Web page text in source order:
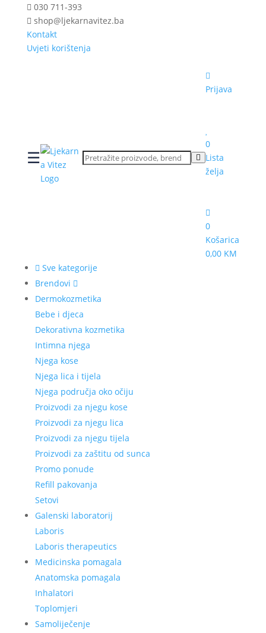
030 711-393
shop@ljekarnavitez.ba
Kontakt
Uvjeti korištenja
☰
Prijava
0
Lista
želja
0
Košarica
0,00 KM
Sve kategorije
Brendovi
Dermokozmetika
Bebe i djeca
Dekorativna kozmetika
Intimna njega
Njega kose
Njega lica i tijela
Njega područja oko očiju
Proizvodi za njegu kose
Proizvodi za njegu lica
Proizvodi za njegu tijela
Proizvodi za zaštitu od sunca
Promo ponude
Refill pakovanja
Setovi
Galenski laboratorij
Laboris
Laboris therapeutics
Medicinska pomagala
Anatomska pomagala
Inhalatori
Toplomjeri
Samoliječenje